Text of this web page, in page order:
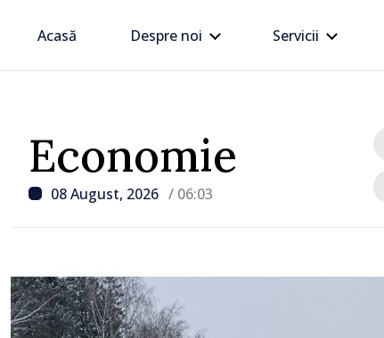
Acasă Despre noi Servicii
Economie
08 August, 2026 / 06:03